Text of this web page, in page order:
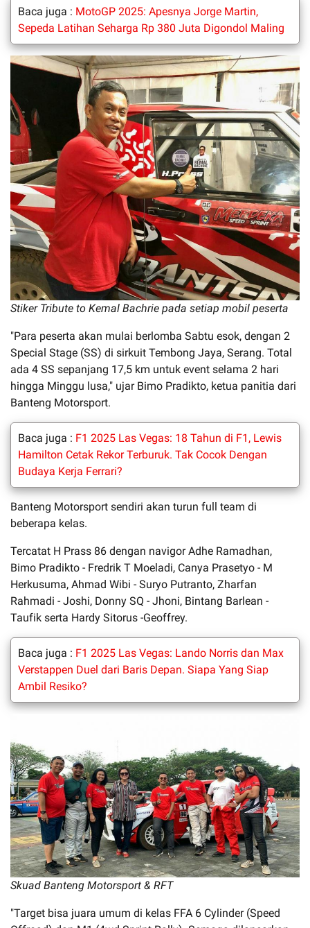
Baca juga : MotoGP 2025: Apesnya Jorge Martin,
Sepeda Latihan Seharga Rp 380 Juta Digondol Maling
Stiker Tribute to Kemal Bachrie pada setiap mobil peserta
"Para peserta akan mulai berlomba Sabtu esok, dengan 2
Special Stage (SS) di sirkuit Tembong Jaya, Serang. Total
ada 4 SS sepanjang 17,5 km untuk event selama 2 hari
hingga Minggu lusa," ujar Bimo Pradikto, ketua panitia dari
Banteng Motorsport.
Baca juga : F1 2025 Las Vegas: 18 Tahun di F1, Lewis
Hamilton Cetak Rekor Terburuk. Tak Cocok Dengan
Budaya Kerja Ferrari?
Banteng Motorsport sendiri akan turun full team di
beberapa kelas.
Tercatat H Prass 86 dengan navigor Adhe Ramadhan,
Bimo Pradikto - Fredrik T Moeladi, Canya Prasetyo - M
Herkusuma, Ahmad Wibi - Suryo Putranto, Zharfan
Rahmadi - Joshi, Donny SQ - Jhoni, Bintang Barlean -
Taufik serta Hardy Sitorus -Geoffrey.
Baca juga : F1 2025 Las Vegas: Lando Norris dan Max
Verstappen Duel dari Baris Depan. Siapa Yang Siap
Ambil Resiko?
Skuad Banteng Motorsport & RFT
"Target bisa juara umum di kelas FFA 6 Cylinder (Speed